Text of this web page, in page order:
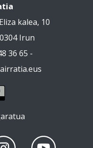
kalea, 10
Irun
36 65 -